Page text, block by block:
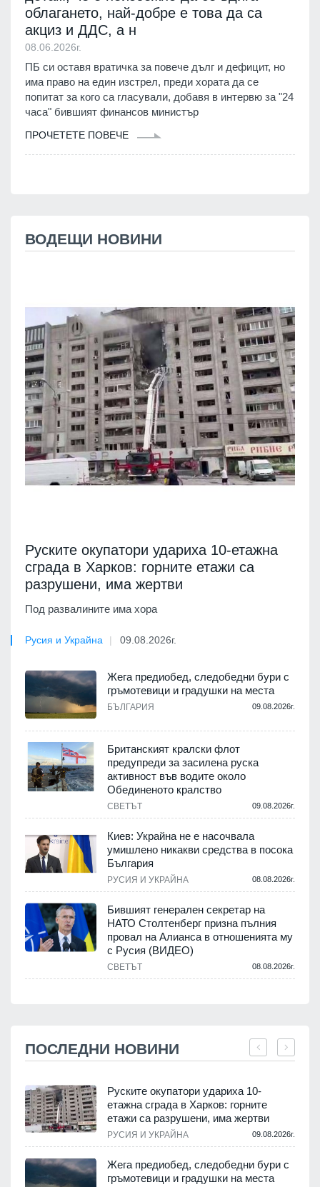
облагането, най-добре е това да са
акциз и ДДС, а н
08.06.2026г.
ПБ си оставя вратичка за повече дълг и дефицит, но
има право на един изстрел, преди хората да се
попитат за кого са гласували, добавя в интервю за "24
часа" бившият финансов министър
ПРОЧЕТЕТЕ ПОВЕЧЕ
ВОДЕЩИ НОВИНИ
Руските окупатори удариха 10-етажна
сграда в Харков: горните етажи са
разрушени, има жертви
Под развалините има хора
Русия и Украйна 09.08.2026г.
Жега предиобед, следобедни бури с
гръмотевици и градушки на места
БЪЛГАРИЯ 09.08.2026г.
Британският кралски флот
предупреди за засилена руска
активност във водите около
Обединеното кралство
СВЕТЪТ 09.08.2026г.
Киев: Украйна не е насочвала
умишлено никакви средства в посока
България
РУСИЯ И УКРАЙНА 08.08.2026г.
Бившият генерален секретар на
НАТО Столтенберг призна пълния
провал на Алианса в отношенията му
с Русия (ВИДЕО)
СВЕТЪТ 08.08.2026г.
ПОСЛЕДНИ НОВИНИ
Руските окупатори удариха 10-
етажна сграда в Харков: горните
етажи са разрушени, има жертви
РУСИЯ И УКРАЙНА 09.08.2026г.
Жега предиобед, следобедни бури с
гръмотевици и градушки на места